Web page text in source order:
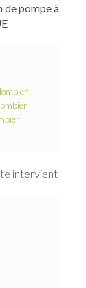
de pompe à
intervient